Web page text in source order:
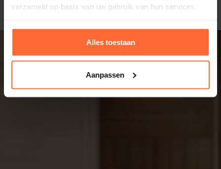
verzameld op basis van uw gebruik van hun services.
Alles toestaan
Aanpassen
129,95 Op voorraad